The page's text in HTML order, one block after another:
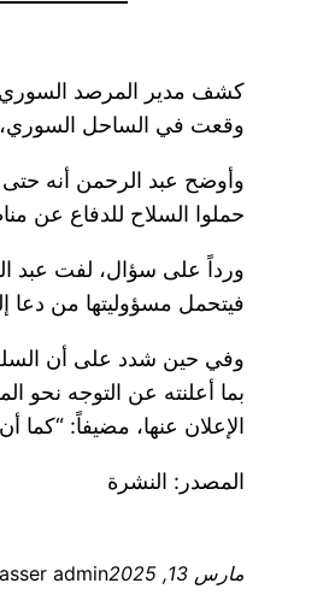
كشف مدير المرصد السوري
وقعت في الساحل السوري،
حملوا السلاح للدفاع عن
ورداً على سؤال، لفت عبد
فيتحمل مسؤوليتها من دعا
وفي حين شدد على أن
بما أعلنته عن التوجه
الإعلان عنها، مضيفاً:
المصدر: النشرة
مارس 13, 2025 admin